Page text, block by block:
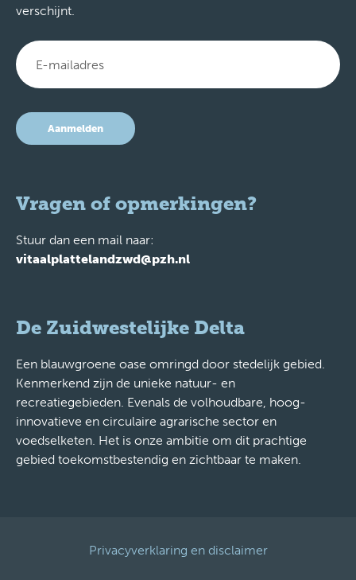
verschijnt.
Aanmelden
Vragen of opmerkingen?
Stuur dan een mail naar:
vitaalplattelandzwd@pzh.nl
De Zuidwestelijke Delta
Een blauwgroene oase omringd door stedelijk gebied.
Kenmerkend zijn de unieke natuur- en
recreatiegebieden. Evenals de volhoudbare, hoog-
innovatieve en circulaire agrarische sector en
voedselketen. Het is onze ambitie om dit prachtige
gebied toekomstbestendig en zichtbaar te maken.
Privacyverklaring en disclaimer